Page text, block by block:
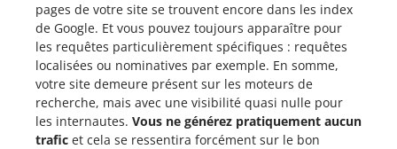
pages de votre site se trouvent encore dans les index
de Google. Et vous pouvez toujours apparaître pour
les requêtes particulièrement spécifiques : requêtes
localisées ou nominatives par exemple. En somme,
votre site demeure présent sur les moteurs de
recherche, mais avec une visibilité quasi nulle pour
les internautes. Vous ne générez pratiquement aucun
trafic et cela se ressentira forcément sur le bon